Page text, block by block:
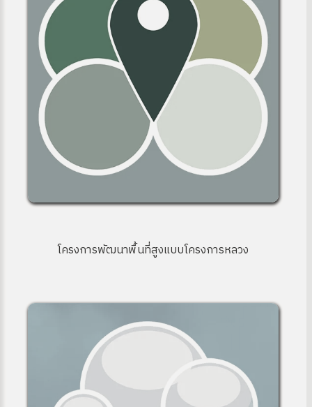
โครงการพัฒนาพื้นที่สูงแบบโครงการหลวง